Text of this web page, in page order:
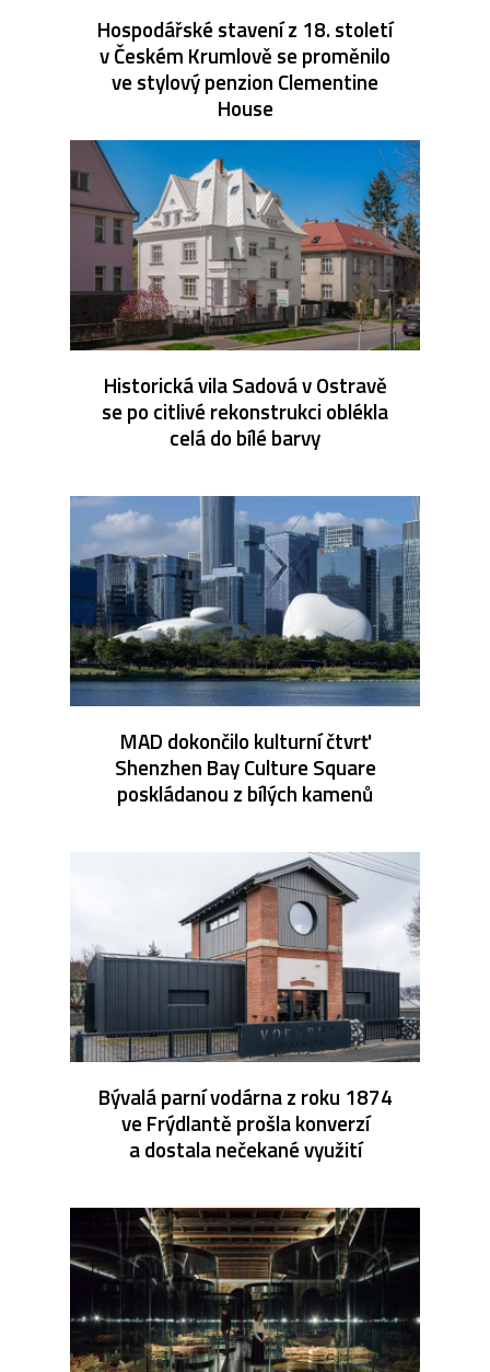
Hospodářské stavení z 18. století
v Českém Krumlově se proměnilo
ve stylový penzion Clementine
House
Historická vila Sadová v Ostravě
se po citlivé rekonstrukci oblékla
celá do bílé barvy
MAD dokončilo kulturní čtvrť
Shenzhen Bay Culture Square
poskládanou z bílých kamenů
Bývalá parní vodárna z roku 1874
ve Frýdlantě prošla konverzí
a dostala nečekané využití